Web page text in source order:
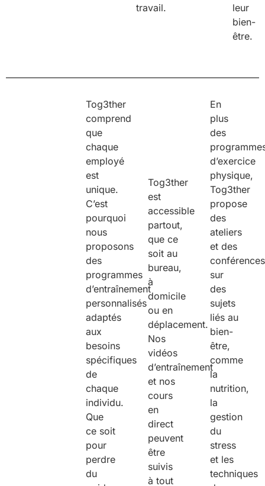
travail.
leur
bien-
être.
Tog3ther
comprend
que
chaque
employé
est
unique.
C’est
pourquoi
nous
proposons
des
programmes
d’entraînement
personnalisés
adaptés
aux
besoins
spécifiques
de
chaque
individu.
Que
ce soit
pour
perdre
du
Tog3ther
est
accessible
partout,
que ce
soit au
bureau,
à
domicile
ou en
déplacement.
Nos
vidéos
d’entraînement
et nos
cours
en
direct
peuvent
être
suivis
à tout
En
plus
des
d’exercice
physique,
Tog3ther
propose
des
ateliers
et des
conférences
sur
des
sujets
liés au
bien-
être,
comme
la
nutrition,
la
gestion
du
stress
et les
techniques